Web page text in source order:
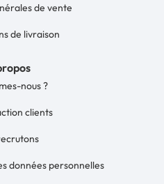
de vente
de livraison
nous ?
clients
données personnelles